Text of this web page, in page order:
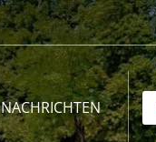
NACHRICHTEN